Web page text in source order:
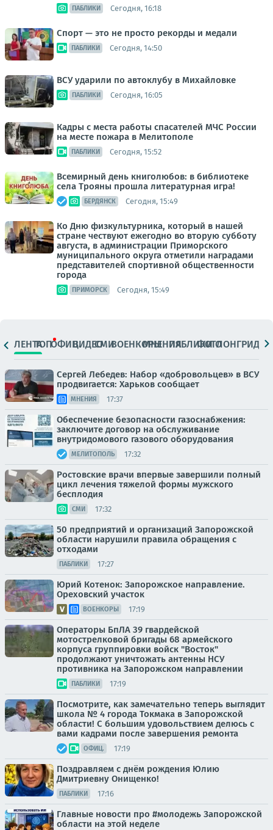
ПАБЛИКИ Сегодня, 16:18
Спорт — это не просто рекорды и медали
ПАБЛИКИ Сегодня, 14:50
ВСУ ударили по автоклубу в Михайловке
ПАБЛИКИ Сегодня, 16:05
Кадры с места работы спасателей МЧС России
на месте пожара в Мелитополе
ПАБЛИКИ Сегодня, 15:52
Всемирный день книголюбов: в библиотеке
села Трояны прошла литературная игра!
БЕРДЯНСК Сегодня, 15:49
Ко Дню физкультурника, который в нашей
стране чествуют ежегодно во вторую субботу
августа, в администрации Приморского
муниципального округа отметили наградами
представителей спортивной общественности
города
ПРИМОРСК Сегодня, 15:49
ЛЕНТАТОПОФИЦ.ВИДЕОСМИВОЕНКОРЫМНЕНИЯПАБЛИКИ
ФОТОЛОНГРИДЫ
Сергей Лебедев: Набор «добровольцев» в ВСУ
продвигается: Харьков сообщает
МНЕНИЯ 17:37
Обеспечение безопасности газоснабжения:
заключите договор на обслуживание
внутридомового газового оборудования
МЕЛИТОПОЛЬ 17:32
Ростовские врачи впервые завершили полный
цикл лечения тяжелой формы мужского
бесплодия
СМИ 17:32
50 предприятий и организаций Запорожской
области нарушили правила обращения с
отходами
ПАБЛИКИ 17:27
Юрий Котенок: Запорожское направление.
Ореховский участок
ВОЕНКОРЫ 17:19
Операторы БпЛА 39 гвардейской
мотострелковой бригады 68 армейского
корпуса группировки войск "Восток"
продолжают уничтожать антенны НСУ
противника на Запорожском направлении
ПАБЛИКИ 17:19
Посмотрите, как замечательно теперь выглядит
школа № 4 города Токмака в Запорожской
области! С большим удовольствием делюсь с
вами кадрами после завершения ремонта
ОФИЦ. 17:19
Поздравляем с днём рождения Юлию
Дмитриевну Онищенко!
ПАБЛИКИ 17:16
Главные новости про #молодежь Запорожской
области на этой неделе